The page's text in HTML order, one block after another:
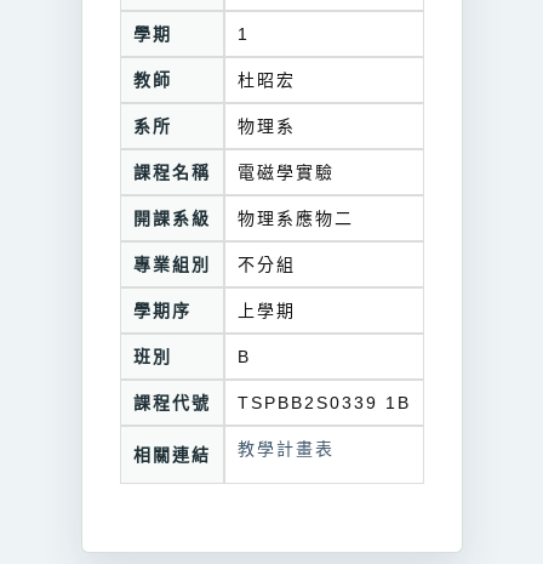
學期 1
教師 杜昭宏
系所 物理系
課程名稱 電磁學實驗
開課系級 物理系應物二
專業組別 不分組
學期序 上學期
班別 B
課程代號 TSPBB2S0339 1B
相關連結 教學計畫表